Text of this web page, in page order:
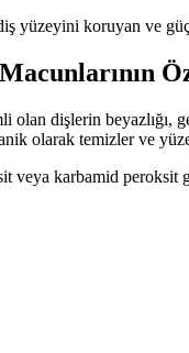
yüzeyini koruyan ve
Macunlarının
olan dişlerin beyazlığı,
olarak temizler ve
veya karbamid peroksit